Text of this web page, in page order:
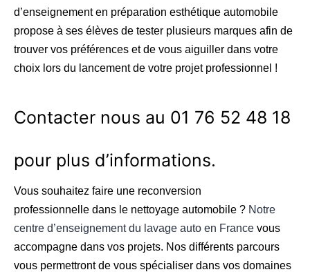
d’enseignement en préparation esthétique automobile
propose à ses élèves de tester plusieurs marques afin de
trouver vos préférences et de vous aiguiller dans votre
choix lors du lancement de votre projet professionnel !
Contacter nous au 01 76 52 48 18
pour plus d’informations.
Vous souhaitez faire une reconversion
professionnelle dans le nettoyage automobile ? Notre
centre d’enseignement du lavage auto en France vous
accompagne dans vos projets. Nos différents parcours
vous permettront de vous spécialiser dans vos domaines